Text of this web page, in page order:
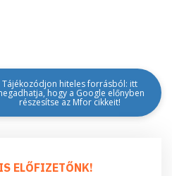
Tájékozódjon hiteles forrásból: itt
hogy a Google előnyben
részesítse az Mfor cikkeit!
ELŐFIZETŐNK!